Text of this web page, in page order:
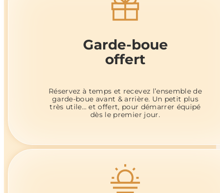
Garde-boue
offert
Réservez à temps et recevez l’ensemble de
garde-boue avant & arrière. Un petit plus
très utile… et offert, pour démarrer équipé
dès le premier jour.